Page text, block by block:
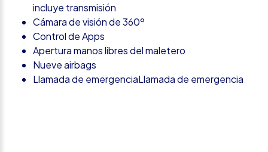
incluye transmisión
Cámara de visión de 360º
Control de Apps
Apertura manos libres del maletero
Nueve airbags
Llamada de emergenciaLlamada de emergencia